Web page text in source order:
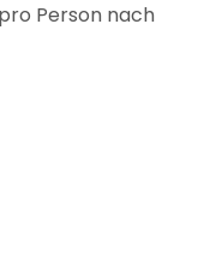
Person nach